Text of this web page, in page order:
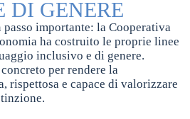
DI GENERE
importante: la Cooperativa
ha costruito le proprie linee
inclusivo e di genere.
per rendere la
rispettosa e capace di valorizzare